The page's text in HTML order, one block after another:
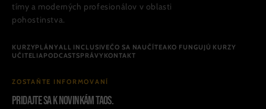
tímy a moderných profesionálov v oblasti
pohostinstva.
KURZYPLÁNYALL INCLUSIVEČO SA NAUČÍTEAKO FUNGUJÚ KURZY
UČITELIAPODCASTSPRÁVYKONTAKT
ZOSTAŇTE INFORMOVANÍ
Pridajte sa k novinkám TAOS.